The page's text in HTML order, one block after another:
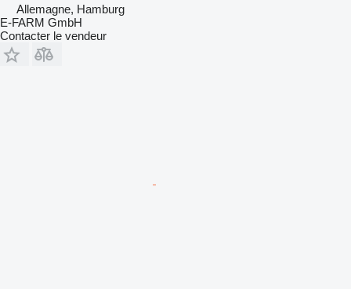
Allemagne, Hamburg
E-FARM GmbH
Contacter le vendeur